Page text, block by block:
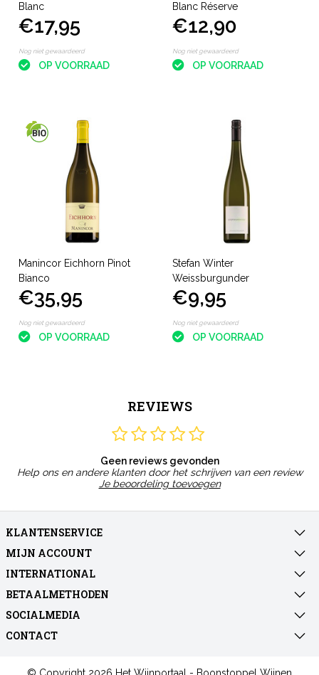
Blanc
€17,95
Nog niet gewaardeerd
OP VOORRAAD
Blanc Réserve
€12,90
Nog niet gewaardeerd
OP VOORRAAD
Manincor Eichhorn Pinot
Bianco
€35,95
Nog niet gewaardeerd
OP VOORRAAD
Stefan Winter
Weissburgunder
€9,95
Nog niet gewaardeerd
OP VOORRAAD
REVIEWS
Geen reviews gevonden
Help ons en andere klanten door het schrijven van een review
Je beoordeling toevoegen
KLANTENSERVICE
MIJN ACCOUNT
INTERNATIONAL
BETAALMETHODEN
SOCIALMEDIA
CONTACT
© Copyright 2026 Het Wijnportaal - Boonstoppel Wijnen